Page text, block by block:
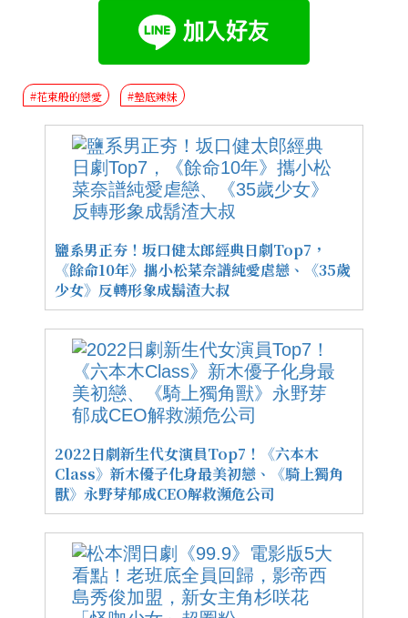
#花束般的戀愛 #墊底辣妹
鹽系男正夯！坂口健太郎經典日劇Top7，
《餘命10年》攜小松菜奈譜純愛虐戀、《35歲
少女》反轉形象成鬍渣大叔
2022日劇新生代女演員Top7！《六本木
Class》新木優子化身最美初戀、《騎上獨角
獸》永野芽郁成CEO解救瀕危公司